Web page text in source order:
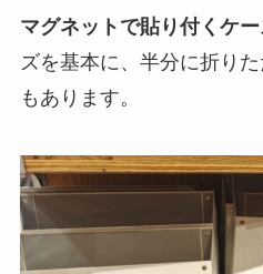
マグネットで貼り付くケ
ズを基本に、半分に折り
もあります。